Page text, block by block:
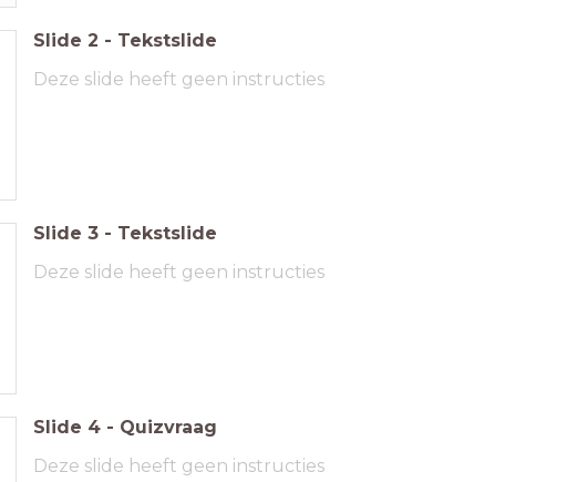
Slide 2 - Tekstslide
Deze slide heeft geen instructies
Slide 3 - Tekstslide
Deze slide heeft geen instructies
Slide 4 - Quizvraag
Deze slide heeft geen instructies